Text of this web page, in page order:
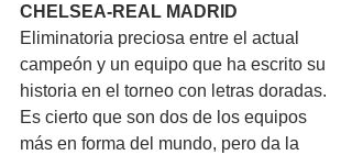
CHELSEA-REAL MADRID
Eliminatoria preciosa entre el actual
campeón y un equipo que ha escrito su
historia en el torneo con letras doradas.
Es cierto que son dos de los equipos
más en forma del mundo, pero da la